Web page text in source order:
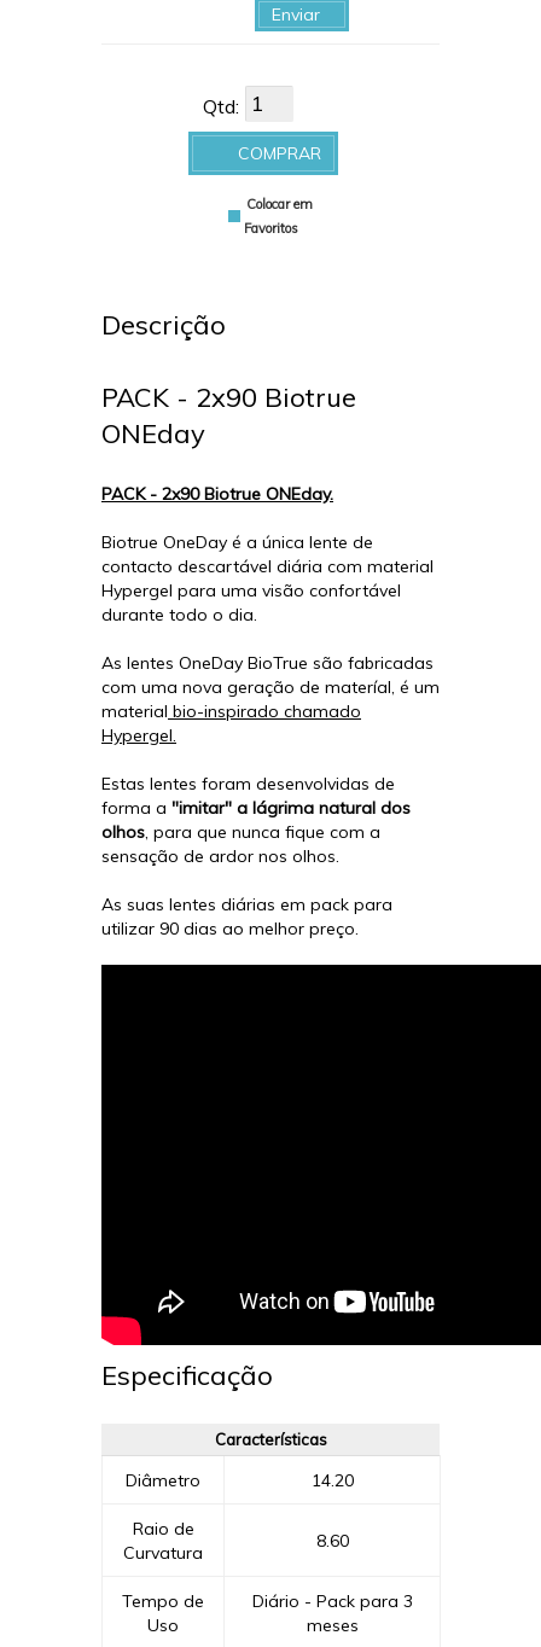
Enviar
arquivo
Qtd:
COMPRAR
Colocar em
Favoritos
Descrição
PACK - 2x90 Biotrue
ONEday
PACK - 2x90 Biotrue ONEday.
Biotrue OneDay é a única lente de
contacto descartável diária com material
Hypergel para uma visão confortável
durante todo o dia.
As lentes OneDay BioTrue são fabricadas
com uma nova geração de materíal, é um
material bio-inspirado chamado
Hypergel.
Estas lentes foram desenvolvidas de
forma a "imitar" a lágrima natural dos
olhos, para que nunca fique com a
sensação de ardor nos olhos.
As suas lentes diárias em pack para
utilizar 90 dias ao melhor preço.
Especificação
Características
Diâmetro 14.20
Raio de
Curvatura
8.60
Tempo de
Uso
Diário - Pack para 3
meses